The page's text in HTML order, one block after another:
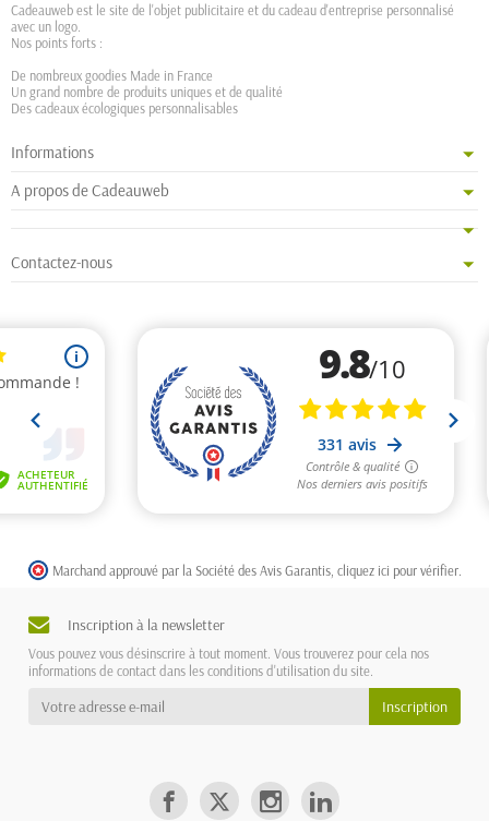
Cadeauweb est le site de l'objet publicitaire et du cadeau d'entreprise personnalisé
avec un logo.
Nos points forts :
De nombreux goodies Made in France
Un grand nombre de produits uniques et de qualité
Des cadeaux écologiques personnalisables
Informations
A propos de Cadeauweb
Contactez-nous
Marchand approuvé par la Société des Avis Garantis, cliquez ici pour vérifier
Inscription à la newsletter
Vous pouvez vous désinscrire à tout moment. Vous trouverez pour cela nos
informations de contact dans les conditions d'utilisation du site.